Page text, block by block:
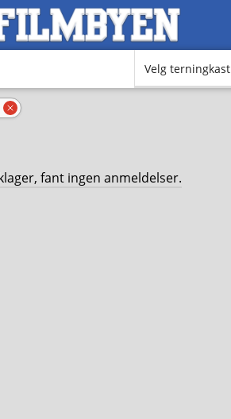
Velg terningkast
Fjern filter
fant ingen anmeldelser.